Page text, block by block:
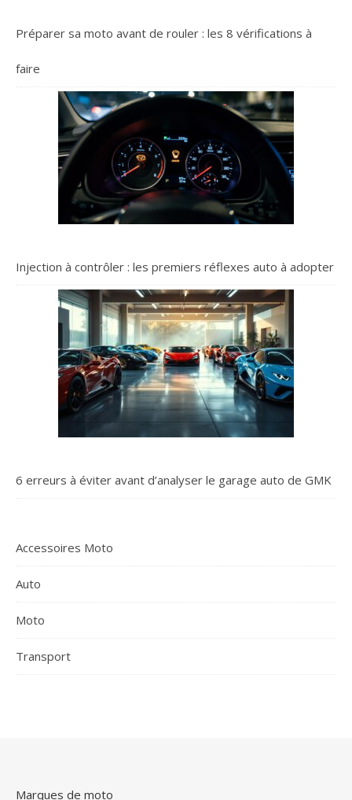
Préparer sa moto avant de rouler : les 8 vérifications à
faire
Injection à contrôler : les premiers réflexes auto à adopter
6 erreurs à éviter avant d’analyser le garage auto de GMK
Accessoires Moto
Auto
Moto
Transport
Marques de moto